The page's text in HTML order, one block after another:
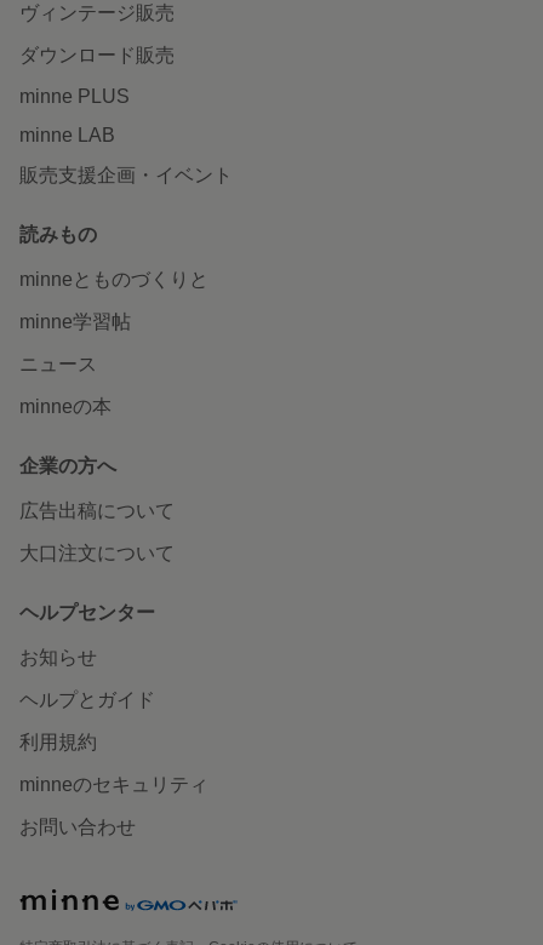
ヴィンテージ販売
ダウンロード販売
minne PLUS
minne LAB
販売支援企画・イベント
読みもの
minneとものづくりと
minne学習帖
ニュース
minneの本
企業の方へ
広告出稿について
大口注文について
ヘルプセンター
お知らせ
ヘルプとガイド
利用規約
minneのセキュリティ
お問い合わせ